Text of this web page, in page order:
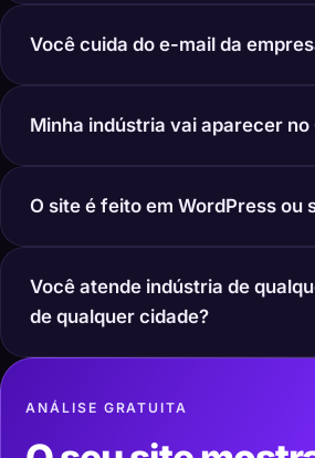
Você cuida do e-mail da
Minha indústria vai aparecer no
O site é feito em WordPress ou
Você atende indústria de
de qualquer cidade?
ANÁLISE GRATUITA